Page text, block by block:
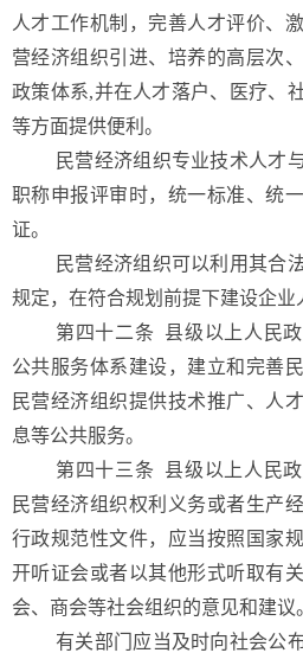
人才工作机制，完善人才评价、
营经济组织引进、培养的高层次
政策体系,并在人才落户、医疗、
等方面提供便利。
民营经济组织专业技术人才
职称申报评审时，统一标准、统
证。
民营经济组织可以利用其合
规定，在符合规划前提下建设企业
第四十二条
县级以上人民
公共服务体系建设，建立和完善
民营经济组织提供技术推广、人
息等公共服务。
第四十三条
县级以上人民
民营经济组织权利义务或者生产
行政规范性文件，应当按照国家
开听证会或者以其他形式听取有
会、商会等社会组织的意见和建议
有关部门应当及时向社会公